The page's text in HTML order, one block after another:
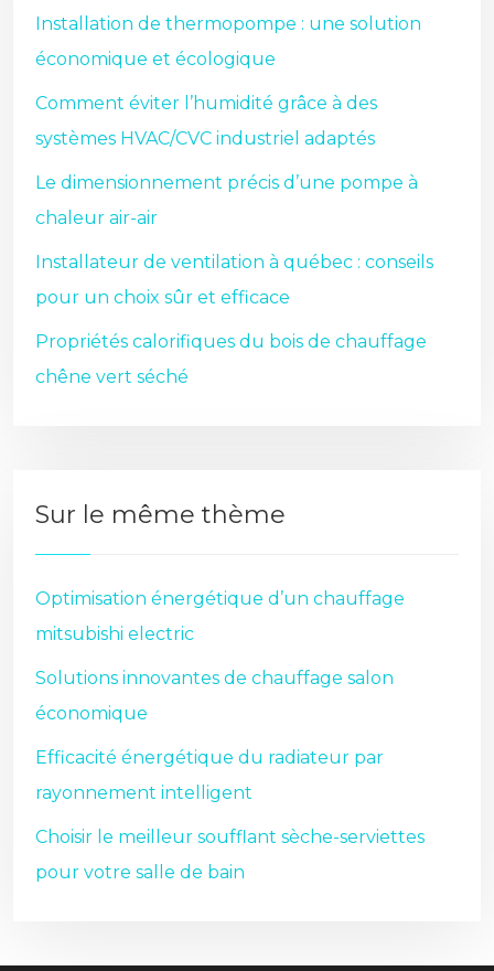
Installation de thermopompe : une solution
économique et écologique
Comment éviter l’humidité grâce à des
systèmes HVAC/CVC industriel adaptés
Le dimensionnement précis d’une pompe à
chaleur air-air
Installateur de ventilation à québec : conseils
pour un choix sûr et efficace
Propriétés calorifiques du bois de chauffage
chêne vert séché
Sur le même thème
Optimisation énergétique d’un chauffage
mitsubishi electric
Solutions innovantes de chauffage salon
économique
Efficacité énergétique du radiateur par
rayonnement intelligent
Choisir le meilleur soufflant sèche-serviettes
pour votre salle de bain